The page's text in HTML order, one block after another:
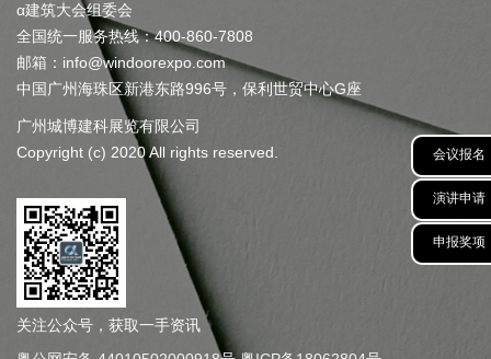
会议报名
演讲申请
申报奖项
α建筑大会组委会
全国统一服务热线：400-860-7808
邮箱：info@windoorexpo.com
中国广州海珠区新港东路996号，保利世贸中心G座
广州城博建科展览有限公司
Copyright (c) 2020 All rights reserved.
关注公众号，获取一手资讯